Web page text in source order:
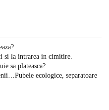
si la intrarea in cimitire.
sa plateasca?
ecologice, separatoare